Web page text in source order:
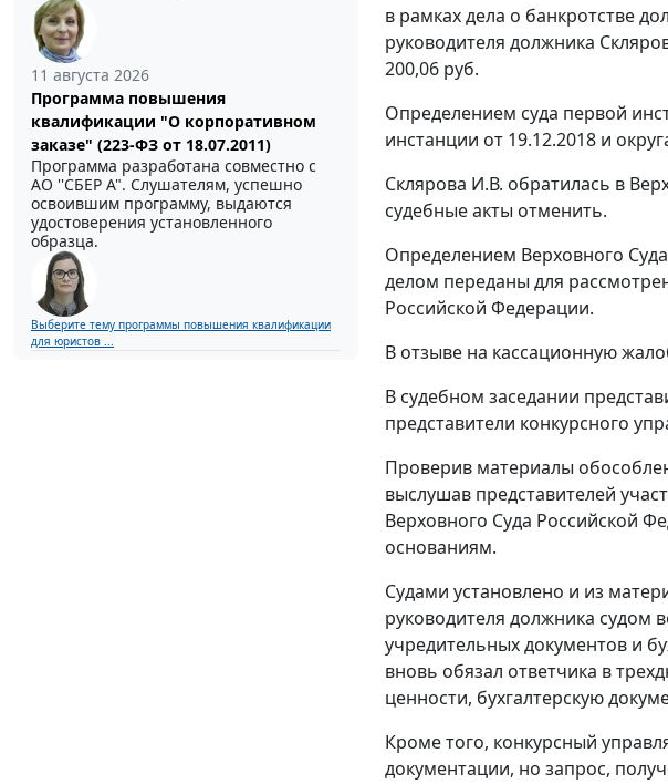
11 августа 2026
Программа повышения
квалификации "О корпоративном
заказе" (223-ФЗ от 18.07.2011)
Программа разработана совместно с
АО ''СБЕР А". Слушателям, успешно
освоившим программу, выдаются
удостоверения установленного
образца.
Выберите тему программы повышения квалификации
для юристов ...
в рамках дела о банкротстве
руководителя должника
200,06 руб.
Определением суда первой
инстанции от 19.12.2018 и
Склярова И.В. обратилась в
судебные акты отменить.
Определением Верховного
делом переданы для
Российской Федерации.
В отзыве на кассационную
В судебном заседании
представители конкурсного
Проверив материалы
выслушав представителей
Верховного Суда Российской
основаниям.
Судами установлено и из
руководителя должника судом
учредительных документов и
вновь обязал ответчика в
ценности, бухгалтерскую
Кроме того, конкурсный
документации, но запрос,